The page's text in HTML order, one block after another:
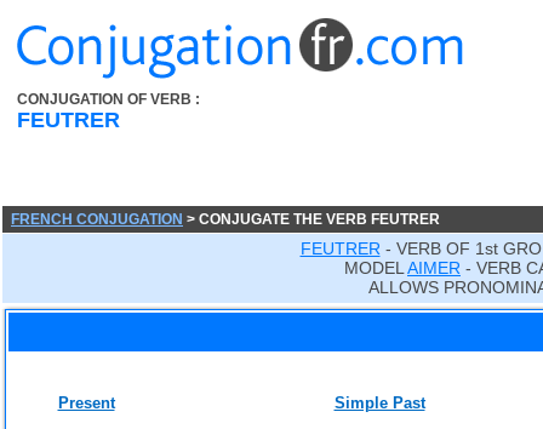
CONJUGATION OF VERB :
FEUTRER
FRENCH CONJUGATION > CONJUGATE THE VERB FEUTRER
FEUTRER - VERB OF 1st
MODEL AIMER - VERB
ALLOWS
Present
Simple Past